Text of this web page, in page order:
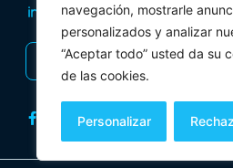
navegación, mostrarle
personalizados y analizar
“Aceptar todo” usted da su
de las cookies.
Personalizar
INSCRIBIRSE AL BOLETÍN